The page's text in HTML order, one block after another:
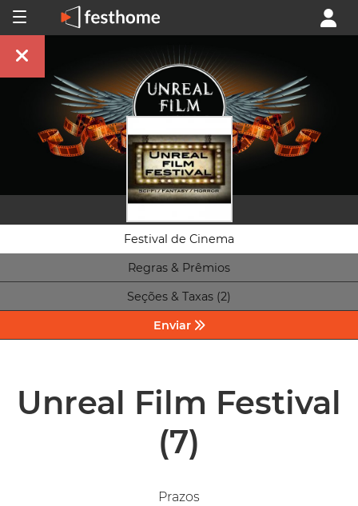
Festival de Cinema
Regras & Prêmios
Seções & Taxas (2)
Enviar
Unreal Film Festival
(7)
Prazos